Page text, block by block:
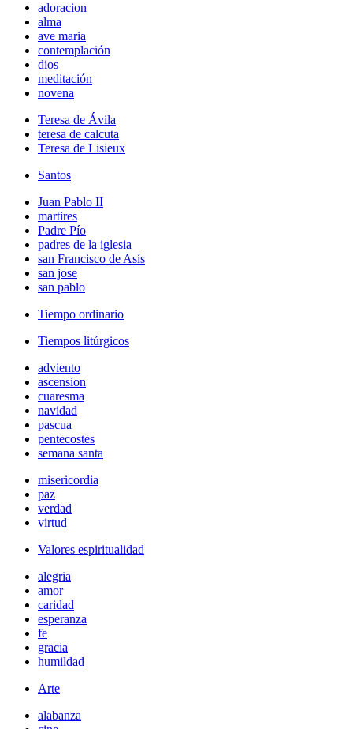
adoracion
alma
ave maria
contemplación
dios
meditación
novena
Teresa de Ávila
teresa de calcuta
Teresa de Lisieux
Santos
Juan Pablo II
martires
Padre Pío
padres de la iglesia
san Francisco de Asís
san jose
san pablo
Tiempo ordinario
Tiempos litúrgicos
adviento
ascension
cuaresma
navidad
pascua
pentecostes
semana santa
misericordia
paz
verdad
virtud
Valores espiritualidad
alegria
amor
caridad
esperanza
fe
gracia
humildad
Arte
alabanza